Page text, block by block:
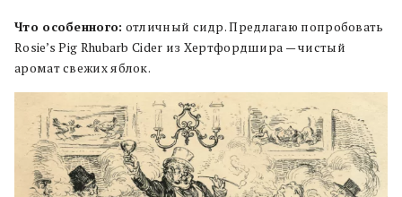
Что особенного: отличный сидр. Предлагаю попробовать
Rosie’s Pig Rhubarb Cider из Хертфордшира — чистый
аромат свежих яблок.